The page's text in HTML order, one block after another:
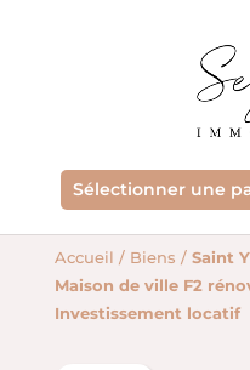
Sélectionner une
Accueil / Biens / Saint
Maison de ville F2
Investissement locatif